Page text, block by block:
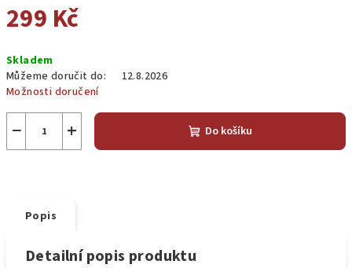
299 Kč
cena:
Skladem
Můžeme doručit do:
12.8.2026
Možnosti doručení
+
− Do košíku
Popis
Detailní popis produktu